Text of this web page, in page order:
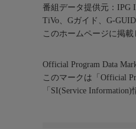
番組データ提供元：IPG
TiVo、Gガイド、G-
このホームページに掲
Official Program Data
このマークは「Official
「SI(Service